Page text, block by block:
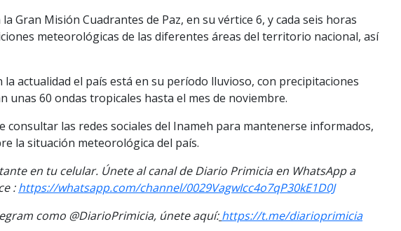
Gran Misión Cuadrantes de Paz, en su vértice 6, y cada seis horas
meteorológicas de las diferentes áreas del territorio nacional, así
la actualidad el país está en su período lluvioso, con precipitaciones
unas 60 ondas tropicales hasta el mes de noviembre.
consultar las redes sociales del Inameh para mantenerse informados,
la situación meteorológica del país.
en tu celular. Únete al canal de Diario Primicia en WhatsApp a
: https://whatsapp.com/channel/0029VagwIcc4o7qP30kE1D0J
como @DiarioPrimicia, únete aquí: https://t.me/diarioprimicia